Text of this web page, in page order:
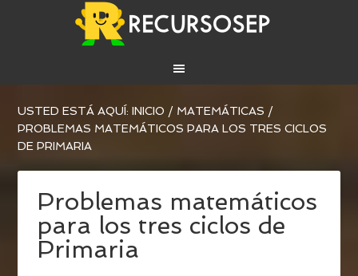
USTED ESTÁ AQUÍ:INICIO / MATEMÁTICAS /
PROBLEMAS MATEMÁTICOS PARA LOS TRES CICLOS
DE PRIMARIA
Problemas matemáticos
para los tres ciclos de
Primaria